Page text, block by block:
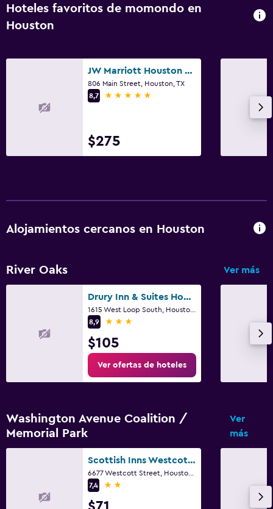
Hoteles favoritos de momondo en
Houston
JW Marriott Houston Downtown
806 Main Street, Houston, TX
8,7
5 estrellas
$275
Alojamientos cercanos en Houston
River Oaks Ver más
Drury Inn & Suites Houston Near the Galleria
8,9
3 estrellas
$105
Ver ofertas de hoteles
Washington Avenue Coalition /
Memorial Park
Ver
más
Scottish Inns Westcott Street
7,4
2 estrellas